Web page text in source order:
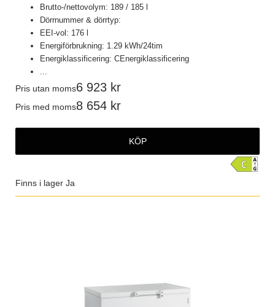
Brutto-/nettovolym: 189 / 185 l
Dörrnummer & dörrtyp:
EEI-vol: 176 l
Energiförbrukning: 1.29 kWh/24tim
Energiklassificering: CEnergiklassificering
...
Pris utan moms6 923
Pris med moms8 654
KÖP
Finns i lager Ja